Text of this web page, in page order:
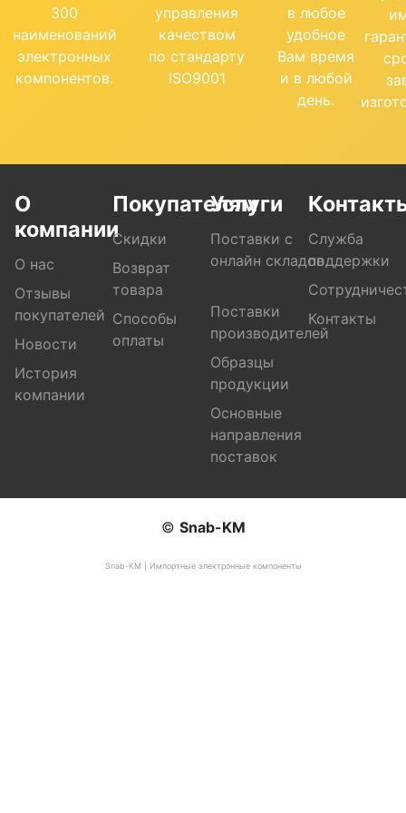
300
наименований
электронных
компонентов.
управления
качеством
по стандарту
ISO9001
в любое
удобное
Вам время
и в любой
день.
О
компании
О нас
Отзывы
покупателей
Новости
История
компании
Покупателям
Скидки
Возврат
товара
Способы
оплаты
Услуги
Поставки с
онлайн складов
Поставки
производителей
Образцы
продукции
Основные
направления
поставок
Служба
поддержки
Контакты
© Snab-KM
Snab-KM | Импортные электронные компоненты